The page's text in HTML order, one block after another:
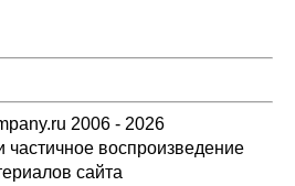
2006 - 2026
воспроизведение
сайта